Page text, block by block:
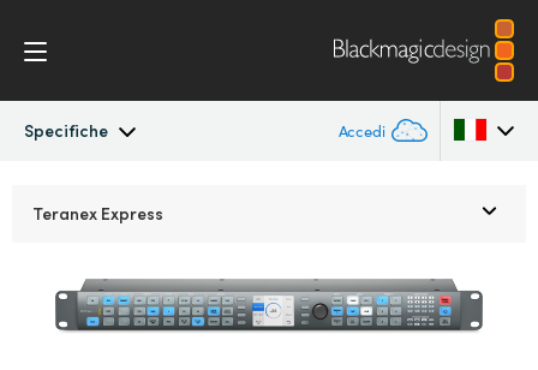
Specifiche Accedi
Conversioni
Austria
Teranex Express